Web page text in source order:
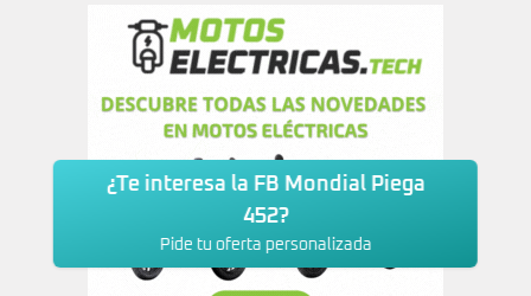
¿Te interesa la FB Mondial Piega
452?
Pide tu oferta personalizada